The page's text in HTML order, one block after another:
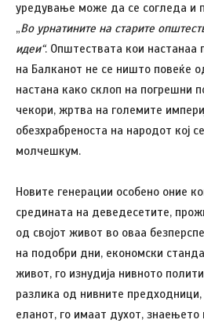
уредување може да се согледа и
„Во урнатините на старите
идеи“. Општествата кои настанаа
на Балканот не се ништо повеќе
настана како склоп на погрешни
чекори, жртва на големите
обезхрабреноста на народот кој
молчешкум.
Новите генерации особено оние
средината на деведесетите,
од својот живот во оваа
на подобри дни, економски
живот, го изнудија нивното
разлика од нивните
еланот, го имаат духот, знаењето